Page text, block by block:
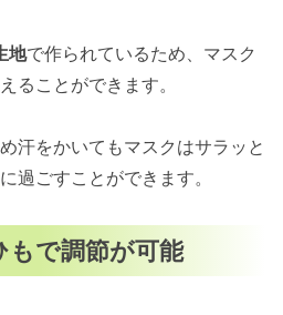
地で作られているため、マスク
ることができます。
汗をかいてもマスクはサラッと
に過ごすことができます。
もで調節が可能